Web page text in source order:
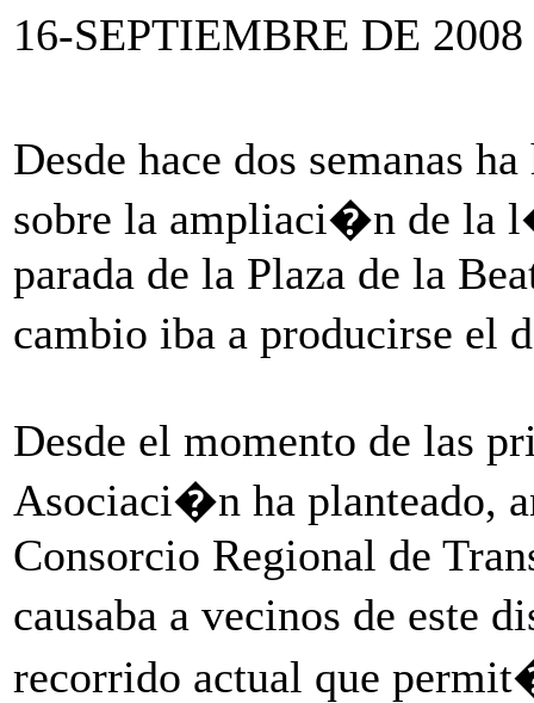
16-SEPTIEMBRE DE 2008
Desde hace dos semanas
sobre la ampliaci�n de la
parada de la Plaza de la
cambio iba a producirse el
Desde el momento de las
Asociaci�n ha planteado,
Consorcio Regional de
causaba a vecinos de
recorrido actual que